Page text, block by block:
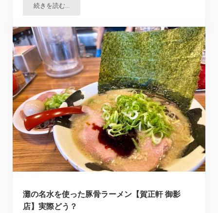
続きを読む…このケーキはヤバい…【マザームーンカフェ 神戸国際会館
灘の名水を使った豚骨ラーメン【賀正軒 御影
店】実際どう？